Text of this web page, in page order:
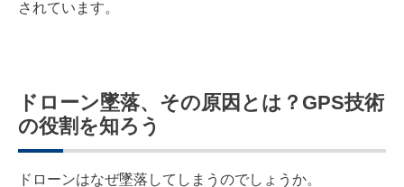
されています。
ドローン墜落、その原因とは？GPS技術
の役割を知ろう
ドローンはなぜ墜落してしまうのでしょうか。